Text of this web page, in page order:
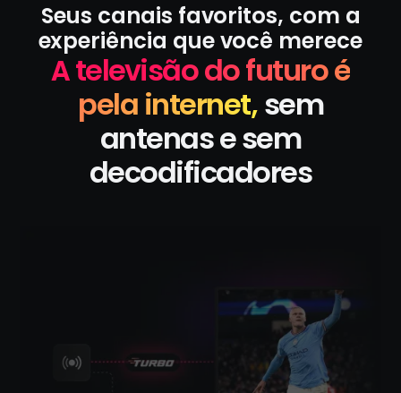
Seus canais favoritos, com a
experiência que você merece
A televisão do futuro é
pela internet,sem
antenas e sem
decodificadores